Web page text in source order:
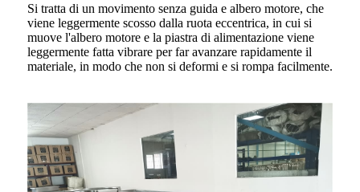
Si tratta di un movimento senza guida e albero motore, che
viene leggermente scosso dalla ruota eccentrica, in cui si
muove l'albero motore e la piastra di alimentazione viene
leggermente fatta vibrare per far avanzare rapidamente il
materiale, in modo che non si deformi e si rompa facilmente.